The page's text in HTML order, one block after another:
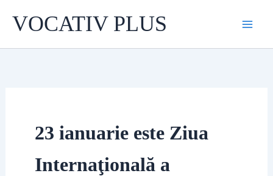
VOCATIV PLUS
23 ianuarie este Ziua
Internaţională a